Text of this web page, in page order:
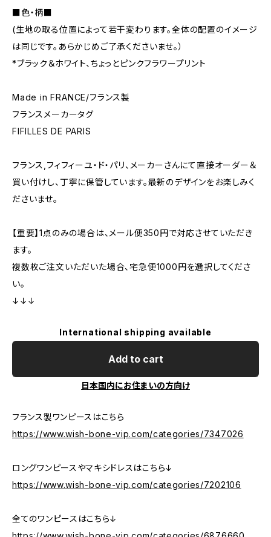
■色・柄■
(生地の取る位置によって若干変わります。全体の配置のイメージ
は同じです。あらかじめご了承くださいませ。）
*ブラック＆ホワイト、ちょっとピンクフラワープリント
Made in FRANCE/フランス製
フランスメーカータグ
FIFILLES DE PARIS
フランス,フィフィーユ・ド・パリ、メーカーさんにて直接オーダー＆
買い付けし、丁寧に保管しています。最新のデザインをお楽しみく
ださいませ。
【重要】1点のみの場合は、メール便350円で対応させていただき
ます。
複数枚ご注文いただいた場合、宅急便1000円を選択してくださ
い。
↓↓↓
International shipping available
Add to cart
日本国内にお住まいの方向け
フランス製ワンピースはこちら
https://www.wish-bone-vip.com/categories/7347026
ロングワンピースやマキシドレスはこちら↓
https://www.wish-bone-vip.com/categories/7202106
全てのワンピースはこちら↓